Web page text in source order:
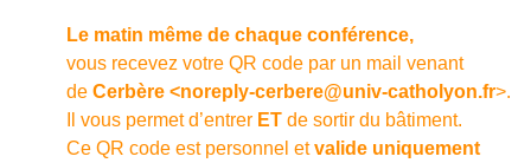
Le matin même de chaque conférence,
vous recevez votre QR code par un mail venant
de Cerbère <noreply-cerbere@univ-catholyon.fr>.
Il vous permet d’entrer ET de sortir du bâtiment.
Ce QR code est personnel etvalide uniquement